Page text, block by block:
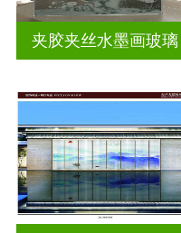
夹胶夹丝水墨画玻璃